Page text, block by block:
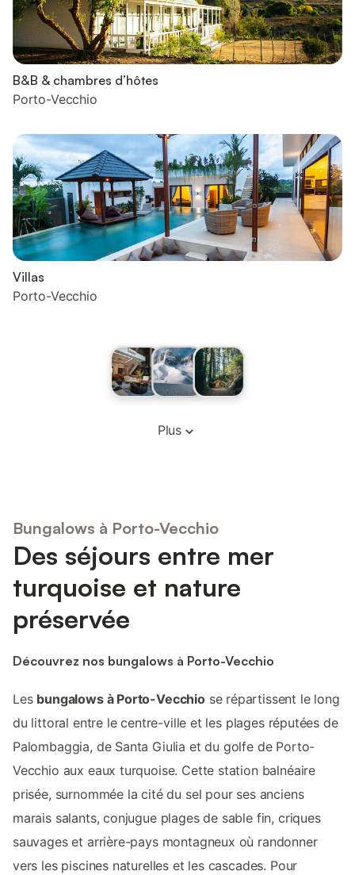
B&B & chambres d’hôtes
Porto-Vecchio
Villas
Porto-Vecchio
Plus
Bungalows à Porto-Vecchio
Des séjours entre mer
turquoise et nature
préservée
Découvrez nos bungalows à Porto-Vecchio
Les bungalows à Porto-Vecchiose répartissent le long
du littoral entre le centre-ville et les plages réputées de
Palombaggia, de Santa Giulia et du golfe de Porto-
Vecchio aux eaux turquoise. Cette station balnéaire
prisée, surnommée la cité du sel pour ses anciens
marais salants, conjugue plages de sable fin, criques
sauvages et arrière-pays montagneux où randonner
vers les piscines naturelles et les cascades. Pour